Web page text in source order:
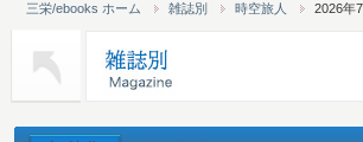
三栄/ebooks ホーム 雑誌別 時空旅人 2026年